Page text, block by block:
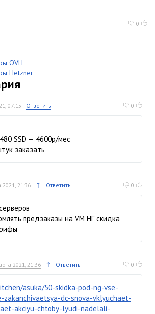
0
OVH
Hetzner
07:15 0
Ответить
SSD — 4600р/мес
заказать
2021, 21:36 ↑ 0
Ответить
предзаказы на VM НГ скидка
2021, 21:36 ↑ 0
Ответить
asuka/50-skidka-pod-ng-vse-
zakanchivaetsya-dc-snova-vklyuchaet-
akciyu-chtoby-lyudi-nadelali-